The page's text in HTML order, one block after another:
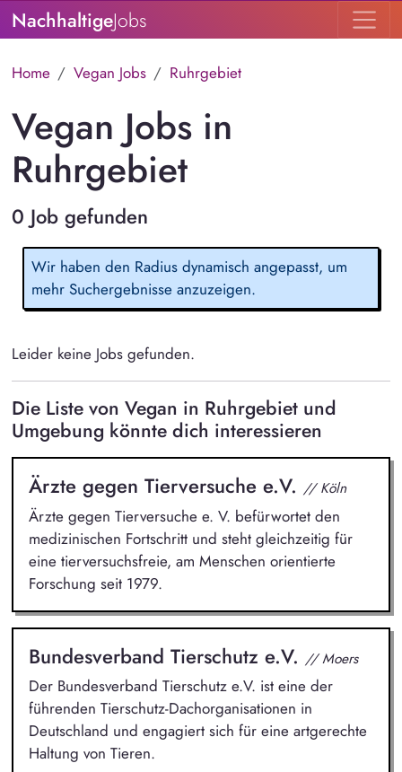
NachhaltigeJobs
Home Vegan Jobs Ruhrgebiet
Vegan Jobs in
Ruhrgebiet
0 Job gefunden
Wir haben den Radius dynamisch angepasst, um
mehr Suchergebnisse anzuzeigen.
Leider keine Jobs gefunden.
Die Liste von Vegan in Ruhrgebiet und
Umgebung könnte dich interessieren
Ärzte gegen Tierversuche e.V. // Köln
Ärzte gegen Tierversuche e. V. befürwortet den
medizinischen Fortschritt und steht gleichzeitig für
eine tierversuchsfreie, am Menschen orientierte
Forschung seit 1979.
Bundesverband Tierschutz e.V. // Moers
Der Bundesverband Tierschutz e.V. ist eine der
führenden Tierschutz-Dachorganisationen in
Deutschland und engagiert sich für eine artgerechte
Haltung von Tieren.